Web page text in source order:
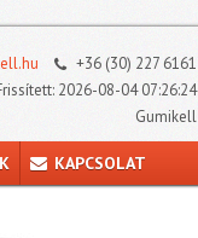
+36 (30) 227 6161
2026-08-04 07:26:24
Gumikell
KAPCSOLAT